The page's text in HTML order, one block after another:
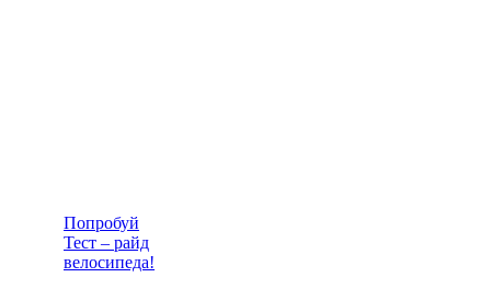
Попробуй
Тест – райд
велосипеда!